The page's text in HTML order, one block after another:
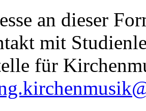
an dieser
mit
für